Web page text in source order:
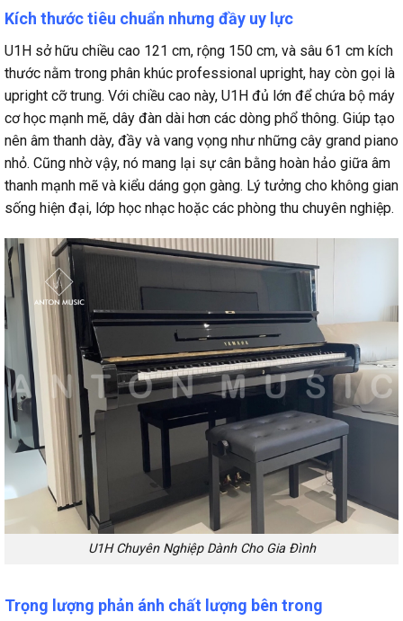
Kích thước tiêu chuẩn nhưng đầy uy lực
U1H sở hữu chiều cao 121 cm, rộng 150 cm, và sâu 61 cm kích
thước nằm trong phân khúc professional upright, hay còn gọi là
upright cỡ trung. Với chiều cao này, U1H đủ lớn để chứa bộ máy
cơ học mạnh mẽ, dây đàn dài hơn các dòng phổ thông. Giúp tạo
nên âm thanh dày, đầy và vang vọng như những cây grand piano
nhỏ. Cũng nhờ vậy, nó mang lại sự cân bằng hoàn hảo giữa âm
thanh mạnh mẽ và kiểu dáng gọn gàng. Lý tưởng cho không gian
sống hiện đại, lớp học nhạc hoặc các phòng thu chuyên nghiệp.
U1H Chuyên Nghiệp Dành Cho Gia Đình
Trọng lượng phản ánh chất lượng bên trong